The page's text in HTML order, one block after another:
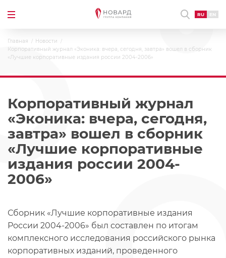
RU EN
Главная
Новости
Корпоративный журнал «Эконика: вчера, сегодня, завтра» вошел в сборник
«Лучшие корпоративные издания россии 2004-2006»
Корпоративный журнал
«Эконика: вчера, сегодня,
завтра» вошел в сборник
«Лучшие корпоративные
издания россии 2004-
2006»
Сборник «Лучшие корпоративные издания
России 2004-2006» был составлен по итогам
комплексного исследования российского рынка
корпоративных изданий, проведенного